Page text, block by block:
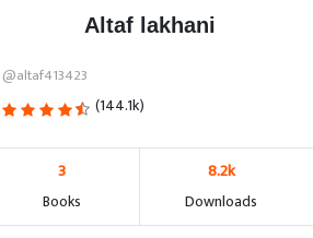
Altaf lakhani
@altaf413423
(144.1k)
3
Books
8.2k
Downloads